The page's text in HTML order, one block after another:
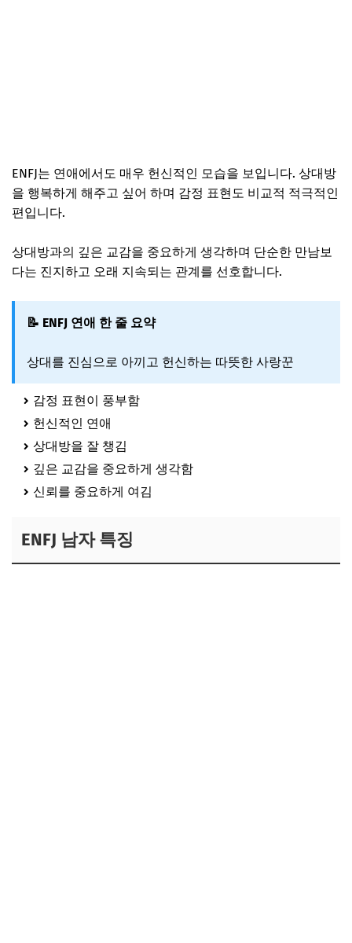
ENFJ는 연애에서도 매우 헌신적인 모습을 보입니다. 상대방
을 행복하게 해주고 싶어 하며 감정 표현도 비교적 적극적인
편입니다.
상대방과의 깊은 교감을 중요하게 생각하며 단순한 만남보
다는 진지하고 오래 지속되는 관계를 선호합니다.
📝 ENFJ 연애 한 줄 요약
상대를 진심으로 아끼고 헌신하는 따뜻한 사랑꾼
감정 표현이 풍부함
헌신적인 연애
상대방을 잘 챙김
깊은 교감을 중요하게 생각함
신뢰를 중요하게 여김
ENFJ 남자 특징